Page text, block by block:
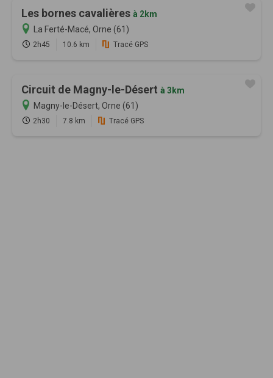
Les bornes cavalières à 2km
La Ferté-Macé, Orne (61)
2h45 10.6 km Tracé GPS
Circuit de Magny-le-Désert à 3km
Magny-le-Désert, Orne (61)
2h30 7.8 km Tracé GPS